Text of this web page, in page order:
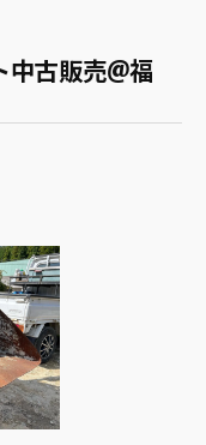
中古販売@福